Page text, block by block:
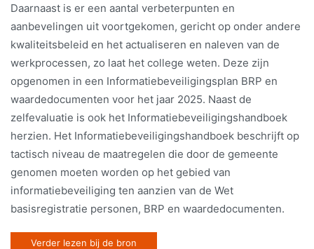
Daarnaast is er een aantal verbeterpunten en
aanbevelingen uit voortgekomen, gericht op onder andere
kwaliteitsbeleid en het actualiseren en naleven van de
werkprocessen, zo laat het college weten. Deze zijn
opgenomen in een Informatiebeveiligingsplan BRP en
waardedocumenten voor het jaar 2025. Naast de
zelfevaluatie is ook het Informatiebeveiligingshandboek
herzien. Het Informatiebeveiligingshandboek beschrijft op
tactisch niveau de maatregelen die door de gemeente
genomen moeten worden op het gebied van
informatiebeveiliging ten aanzien van de Wet
basisregistratie personen, BRP en waardedocumenten.
Verder lezen bij de bron